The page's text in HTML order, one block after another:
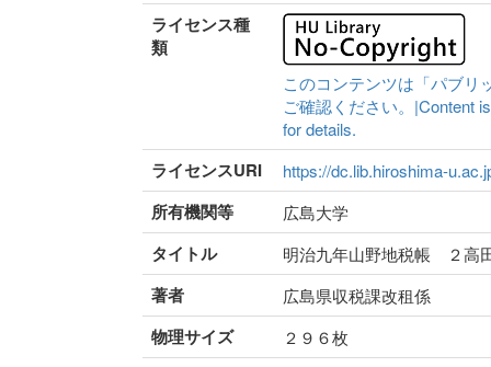
ライセンス種
類
このコンテンツは「パブリ
ご確認ください。|Content
for details.
ライセンスURI https://dc.lib.hiroshima-
所有機関等 広島大学
タイトル 明治九年山野地税帳 ２高
著者 広島県収税課改租係
物理サイズ ２９６枚